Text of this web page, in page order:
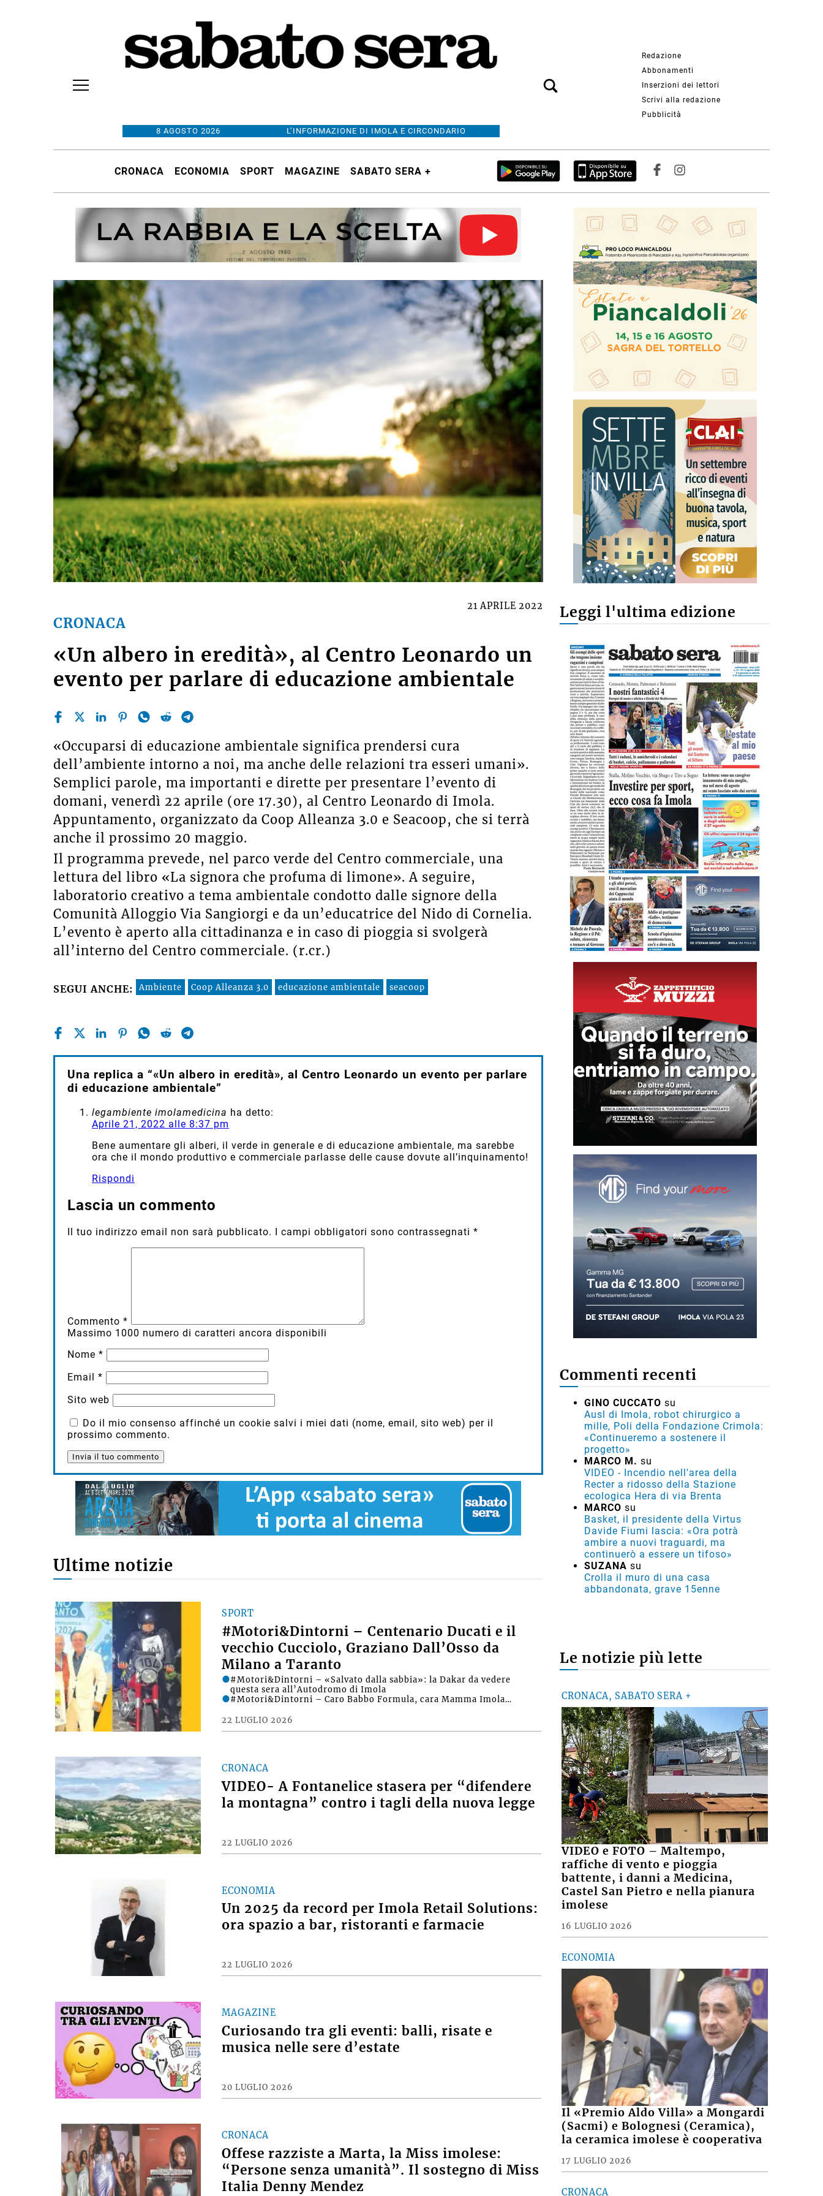
8 AGOSTO 2026 L’INFORMAZIONE DI IMOLA E CIRCONDARIO
Redazione
Abbonamenti
Inserzioni dei lettori
Scrivi alla redazione
Pubblicità
CRONACA ECONOMIA SPORT MAGAZINE SABATO SERA +
CRONACA
21 APRILE 2022
«Un albero in eredità», al Centro Leonardo un
evento per parlare di educazione ambientale
«Occuparsi di educazione ambientale significa prendersi cura
dell’ambiente intorno a noi, ma anche delle relazioni tra esseri umani».
Semplici parole, ma importanti e dirette per presentare l’evento di
domani, venerdì 22 aprile (ore 17.30), al Centro Leonardo di Imola.
Appuntamento, organizzato da Coop Alleanza 3.0 e Seacoop, che si terrà
anche il prossimo 20 maggio.
Il programma prevede, nel parco verde del Centro commerciale, una
lettura del libro «La signora che profuma di limone». A seguire,
laboratorio creativo a tema ambientale condotto dalle signore della
Comunità Alloggio Via Sangiorgi e da un’educatrice del Nido di Cornelia.
L’evento è aperto alla cittadinanza e in caso di pioggia si svolgerà
all’interno del Centro commerciale. (r.cr.)
SEGUI ANCHE: Ambiente Coop Alleanza 3.0 educazione ambientale seacoop
Una replica a “«Un albero in eredità», al Centro Leonardo un evento per parlare
di educazione ambientale”
legambiente imolamedicina ha detto:
Aprile 21, 2022 alle 8:37 pm
Bene aumentare gli alberi, il verde in generale e di educazione ambientale, ma sarebbe
ora che il mondo produttivo e commerciale parlasse delle cause dovute all’inquinamento!
Rispondi
Lascia un commento
Il tuo indirizzo email non sarà pubblicato. I campi obbligatori sono contrassegnati *
Commento *
Massimo 1000 numero di caratteri ancora disponibili
Nome *
Email *
Sito web
Do il mio consenso affinché un cookie salvi i miei dati (nome, email, sito web) per il
prossimo commento.
Ultime notizie
SPORT
#Motori&Dintorni – Centenario Ducati e il
vecchio Cucciolo, Graziano Dall’Osso da
Milano a Taranto
22 LUGLIO 2026
#Motori&Dintorni – «Salvato dalla sabbia»: la Dakar da vedere
questa sera all’Autodromo di Imola
#Motori&Dintorni – Caro Babbo Formula, cara Mamma Imola…
CRONACA
VIDEO- A Fontanelice stasera per “difendere
la montagna” contro i tagli della nuova legge
22 LUGLIO 2026
ECONOMIA
Un 2025 da record per Imola Retail Solutions:
ora spazio a bar, ristoranti e farmacie
22 LUGLIO 2026
MAGAZINE
Curiosando tra gli eventi: balli, risate e
musica nelle sere d’estate
20 LUGLIO 2026
CRONACA
Offese razziste a Marta, la Miss imolese:
“Persone senza umanità”. Il sostegno di Miss
Italia Denny Mendez
Leggi l'ultima edizione
Commenti recenti
GINO CUCCATO su
Ausl di Imola, robot chirurgico a
mille, Poli della Fondazione Crimola:
«Continueremo a sostenere il
progetto»
MARCO M. su
VIDEO - Incendio nell'area della
Recter a ridosso della Stazione
ecologica Hera di via Brenta
MARCO su
Basket, il presidente della Virtus
Davide Fiumi lascia: «Ora potrà
ambire a nuovi traguardi, ma
continuerò a essere un tifoso»
SUZANA su
Crolla il muro di una casa
abbandonata, grave 15enne
Le notizie più lette
CRONACA, SABATO SERA +
VIDEO e FOTO – Maltempo,
raffiche di vento e pioggia
battente, i danni a Medicina,
Castel San Pietro e nella pianura
imolese
16 LUGLIO 2026
ECONOMIA
Il «Premio Aldo Villa» a Mongardi
(Sacmi) e Bolognesi (Ceramica),
la ceramica imolese è cooperativa
17 LUGLIO 2026
CRONACA